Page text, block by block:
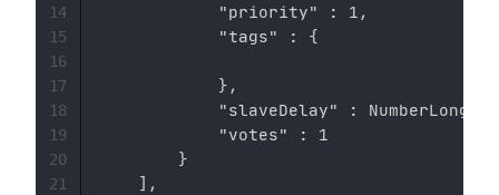
            "priority" : 1,
            "tags" : {
            },
"slaveDelay" :
            "votes" : 1
        }
    ],
14
15
16
17
18
19
20
21